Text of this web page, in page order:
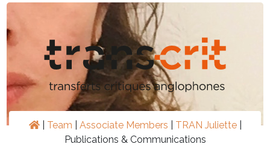
Team Associate Members TRAN Juliette
Publications & Communications